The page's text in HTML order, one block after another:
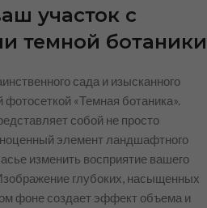
участок с
темной ботаники
сада и изысканного
«Темная ботаника».
собой не просто
элемент ландшафтного
изменить восприятие вашего
глубоких, насыщенных
фоне создает эффект объема и